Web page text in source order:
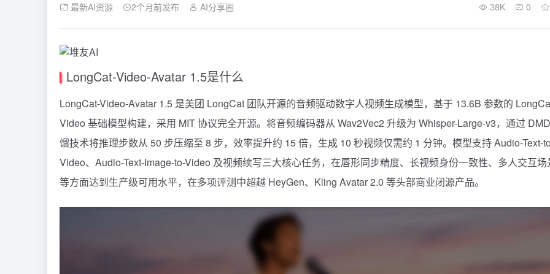
最新AI资源 2个月前发布 AI分享圈 38K 0
LongCat-Video-Avatar 1.5是什么
LongCat-Video-Avatar 1.5 是美团 LongCat 团队开源的音频驱动数字人视频生成模型，基于 13.6B 参数的
Video 基础模型构建，采用 MIT 协议完全开源。将音频编码器从 Wav2Vec2 升级为 Whisper-Large-v3，通过
馏技术将推理步数从 50 步压缩至 8 步，效率提升约 15 倍，生成 10 秒视频仅需约 1 分钟。模型支持 Audio-Text-
Video、Audio-Text-Image-to-Video 及视频续写三大核心任务，在唇形同步精度、长视频身份一致性、多人交互场
等方面达到生产级可用水平，在多项评测中超越 HeyGen、Kling Avatar 2.0 等头部商业闭源产品。